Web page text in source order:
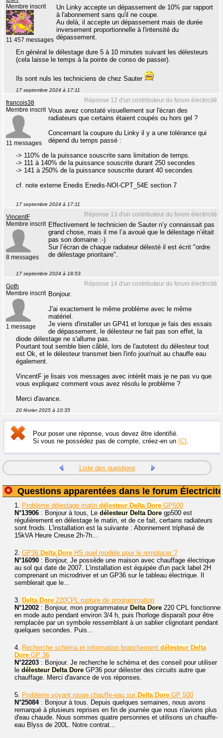
Membre inscrit
11 457 messages
Un Linky accepte un dépassement de 10% par rapport
à l'abonnement sans qu'il ne coupe.
Au delà, il accepte un dépassement mais de durée
inversement proportionnelle à l'intensité du
dépassement.
En général le délestage dure 5 à 10 minutes suivant les délesteurs
(cela laisse le temps à la pointe de conso de passer).
Ils sont nuls les techniciens de chez Sauter
17 septembre 2024 à 17:11
Réponse 12 d'un contributeur du forum électricité
francois38
Membre inscrit
11 messages
Vous avez constaté visuellement sur l'écran des
radiateurs que certains étaient coupés ou hors gel ?
Concernant la coupure du Linky il y a une tolérance qui
dépend du temps passé :
-> 110% de la puissance souscrite sans limitation de temps.
-> 111 à 140% de la puissance souscrite durant 250 secondes
-> 141 à 250% de la puissance souscrite durant 40 secondes
cf. note externe Enedis Enedis-NOI-CPT_54E section 7
17 septembre 2024 à 17:11
Réponse 13 d'un contributeur du forum électricité
VincentF
Membre inscrit
8 messages
Effectivement le technicien de Sauter n’y connaissait pas
grand chose, mais il me l’a avoué que le délestage n’était
pas son domaine :-)
Sur l’écran de chaque radiateur délesté il est écrit "ordre
de délestage prioritaire".
17 septembre 2024 à 18:53
Réponse 14 d'un contributeur du forum électricité
Goth
Membre inscrit
1 message
Bonjour.
J'ai exactement le même problème avec le même
matériel.
Je viens d'installer un GP41 et lorsque je fais des essais
de dépassement, le délesteur ne fait pas son effet, la
diode délestage ne s'allume pas.
Pourtant tout semble bien câblé, lors de l'autotest du délesteur tout
est Ok, et le délesteur transmet bien l'info jour/nuit au chauffe eau
également.
VincentF je lisais vos messages avec intérêt mais je ne pas vu que
vous expliquez comment vous avez résolu le problème ?
Merci d'avance.
20 février 2025 à 10:35
Pour poser une réponse, vous devez être identifié.
Si vous ne possédez pas de compte, créez-en un ICI .
Liste des questions
Questions apparentées dans le forum Électricité
1. Problème délestage matin délesteur Delta Dore GP500
N°13906 : Bonjour à tous, Le délesteur Delta Dore gp500 est
régulièrement en délestage le matin, et de ce fait, certains radiateurs
sont froids. L'installation est la suivante : Abonnement triphasé de
15kVA Heure Creuse 2h-7h...
2. GP36 Delta Dore HS quel modèle pour le remplacer ?
N°16090 : Bonjour, Je possède une maison avec chauffage électrique
au sol qui date de 2007. L'installation est équipée d'un pack label 2H
comprenant un microdriver et un GP36 sur le tableau électrique. Il
semblerait que le...
3. Delta Dore 220CPL rupture de programmation
N°12002 : Bonjour, mon programmateur Delta Dore 220 CPL fonctionne
en mode auto pendant environ 3/4 h, puis l'horloge disparaît pour être
remplacée par un symbole ressemblant à un sablier clignotant pendant
quelques secondes. Puis...
4. Recherche schéma et information branchement délesteur Delta
Dore GP 36
N°22203 : Bonjour. Je recherche le schéma et des conseil pour utiliser
le délesteur Delta Dore GP36 pour délester des circuits autre que
chauffage. Merci d'avance de vos réponses.
5. Problème voyant rouge chauffe-eau sur Delta Dore GP 500
N°25084: Bonjour à tous. Depuis quelques semaines, nous avons
remarqué à plusieurs reprises en fin de journée que nous n'avions plus
d'eau chaude. Nous sommes quatre personnes et utilisons un chauffe-
eau Blyss de 200L. Notre contrat...